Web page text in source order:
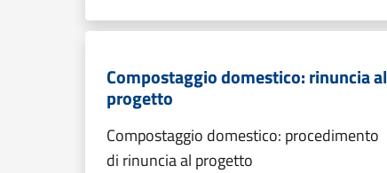
Compostaggio domestico: rinuncia al
progetto
Compostaggio domestico: procedimento
di rinuncia al progetto